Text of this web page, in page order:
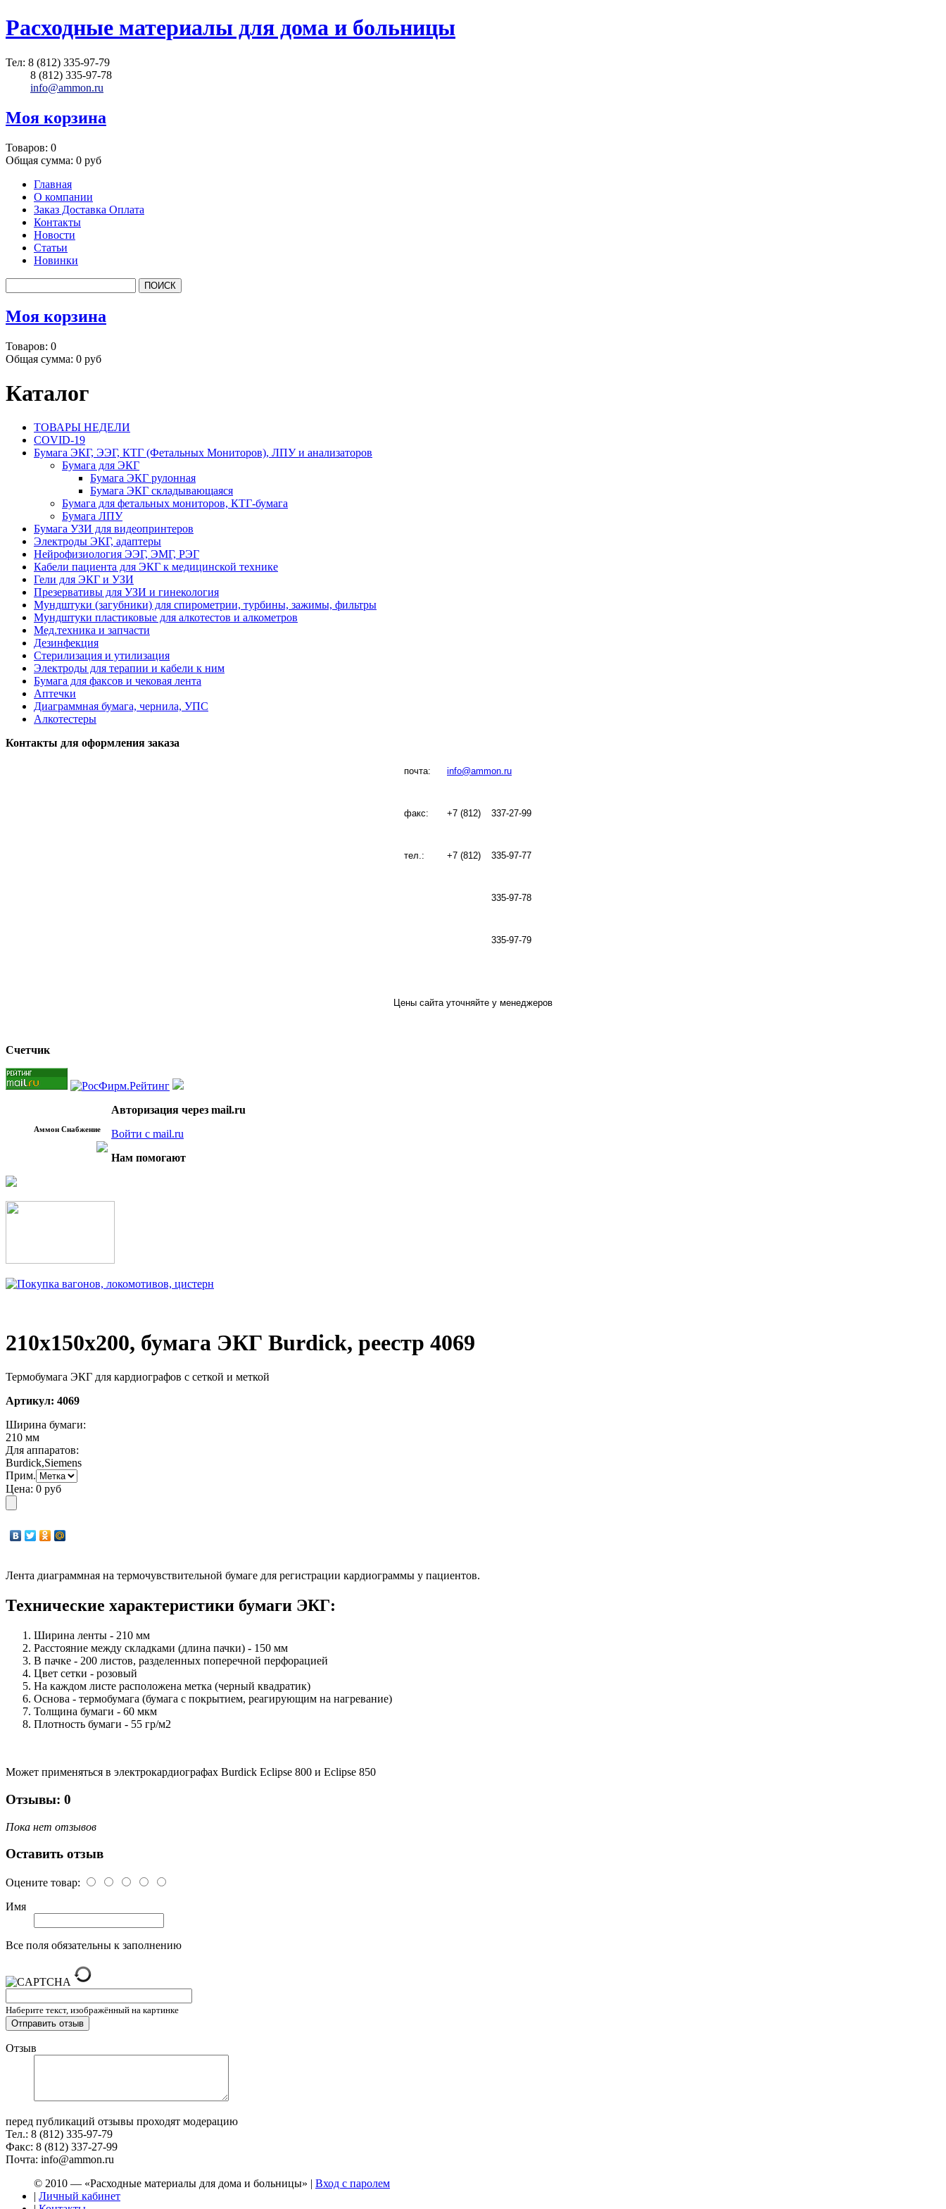
Расходные материалы для дома и больницы
Тел: 8 (812) 335-97-79
8 (812) 335-97-78
info@ammon.ru
Моя корзина
Товаров: 0
Общая сумма: 0 руб
Главная
О компании
Заказ Доставка Оплата
Контакты
Новости
Статьи
Новинки
Моя корзина
Товаров: 0
Общая сумма: 0 руб
Каталог
ТОВАРЫ НЕДЕЛИ
COVID-19
Бумага ЭКГ, ЭЭГ, КТГ (Фетальных Мониторов), ЛПУ и анализаторов
Бумага для ЭКГ
Бумага ЭКГ рулонная
Бумага ЭКГ складывающаяся
Бумага для фетальных мониторов, КТГ-бумага
Бумага ЛПУ
Бумага УЗИ для видеопринтеров
Электроды ЭКГ, адаптеры
Нейрофизиология ЭЭГ, ЭМГ, РЭГ
Кабели пациента для ЭКГ к медицинской технике
Гели для ЭКГ и УЗИ
Презервативы для УЗИ и гинекология
Мундштуки (загубники) для спирометрии, турбины, зажимы, фильтры
Мундштуки пластиковые для алкотестов и алкометров
Мед.техника и запчасти
Дезинфекция
Стерилизация и утилизация
Электроды для терапии и кабели к ним
Бумага для факсов и чековая лента
Аптечки
Диаграммная бумага, чернила, УПС
Алкотестеры
Контакты для оформления заказа
почта: info@ammon.ru
факс: +7 (812) 337-27-99
тел.: +7 (812) 335-97-77
335-97-78
335-97-79
Цены сайта уточняйте у менеджеров
Счетчик
Аммон Снабжение
Авторизация через mail.ru
Войти с mail.ru
Нам помогают
210х150х200, бумага ЭКГ Burdick, реестр 4069
Термобумага ЭКГ для кардиографов с сеткой и меткой
Артикул: 4069
Ширина бумаги:
210 мм
Для аппаратов:
Burdick,Siemens
Прим.
Цена: 0 руб
Лента диаграммная на термочувствительной бумаге для регистрации кардиограммы у пациентов.
Технические характеристики бумаги ЭКГ:
Ширина ленты - 210 мм
Расстояние между складками (длина пачки) - 150 мм
В пачке - 200 листов, разделенных поперечной перфорацией
Цвет сетки - розовый
На каждом листе расположена метка (черный квадратик)
Основа - термобумага (бумага с покрытием, реагирующим на нагревание)
Толщина бумаги - 60 мкм
Плотность бумаги - 55 гр/м2
Может применяться в электрокардиографах Burdick Eclipse 800 и Eclipse 850
Отзывы: 0
Пока нет отзывов
Оставить отзыв
Оцените товар:
Имя
Все поля обязательны к заполнению
Наберите текст, изображённый на картинке
Отзыв
перед публикаций отзывы проходят модерацию
Тел.: 8 (812) 335-97-79
Факс: 8 (812) 337-27-99
Почта: info@ammon.ru
© 2010 — «Расходные материалы для дома и больницы» | Вход с паролем
| Личный кабинет